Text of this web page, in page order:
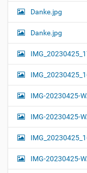
Danke.jpg
Danke.jpg
IMG-20230425-
IMG-20230425-
IMG-20230425-